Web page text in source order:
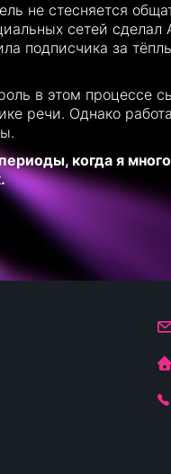
не стесняется
сетей
подписчика за
в этом процессе
речи. Однако
когда я